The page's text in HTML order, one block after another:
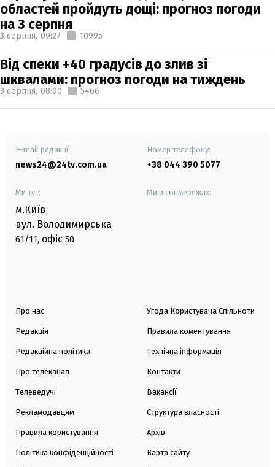
областей пройдуть дощі: прогноз погоди
на 3 серпня
3 серпня, 09:27 10995
Від спеки +40 градусів до злив зі
шквалами: прогноз погоди на тиждень
3 серпня, 08:00 5466
E-mail редакції
news24@24tv.com.ua
Номер телефону:
+38 044 390 5077
Ми тут:
м.Київ,
вул. Володимирська
61/11, офіс 50
Ми в соцмережах:
Про нас
Редакція
Редакційна політика
Про телеканал
Телеведучі
Рекламодавцям
Правила користування
Політика конфіденційності
Угода Користувача Спільноти
Правила коментування
Технічна інформація
Контакти
Вакансії
Структура власності
Архів
Карта сайту